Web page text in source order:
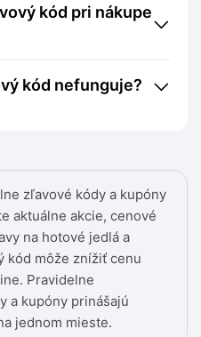
zľavové kódy a kupóny
aktuálne akcie, cenové
na hotové jedlá a
kód môže znížiť cenu
Pravidelne
a kupóny prinášajú
jednom mieste.
kód nefunguje?